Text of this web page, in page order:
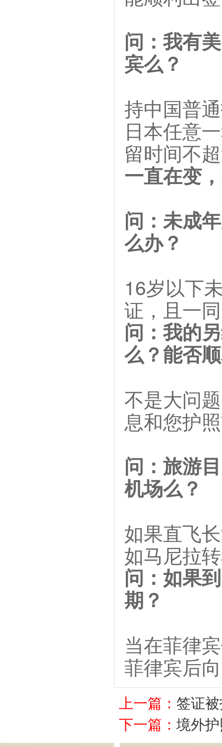
问：我有
宾么？
持中国普
日本任意
留时间不
一直在变
问：未成
么办？
16岁以下
证，且一
问：我的
么？能否
不是大问
息和您护
问：旅游
机场么？
如果直飞
如马尼拉
问：如果
期？
当在菲律
菲律宾后
上一篇： 签证
下一篇： 境外